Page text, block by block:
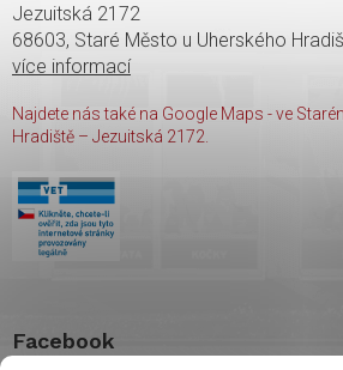
Jezuitská 2172
68603, Staré Město u Uherského
více informací
Najdete nás také na Google Maps - ve
Hradiště – Jezuitská 2172.
Facebook